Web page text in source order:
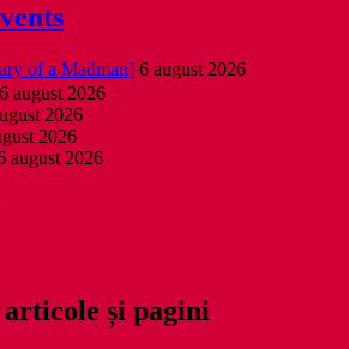
of a Madman] 6 august 2026
6 august 2026
2026
2026
august 2026
și pagini